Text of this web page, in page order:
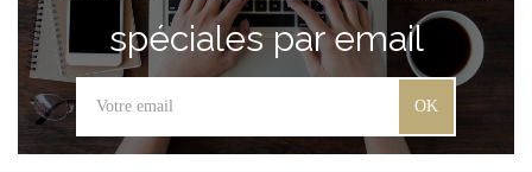
spéciales par email
OK